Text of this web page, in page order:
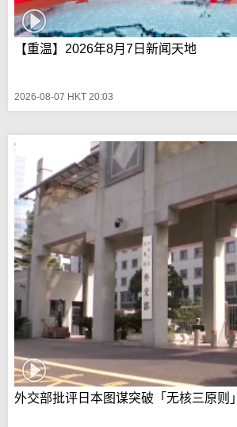
【重温】2026年8月7日新闻天地
2026-08-07 HKT 20:03
外交部批评日本图谋突破「无核三原则」